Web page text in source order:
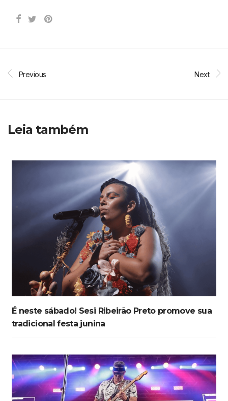
Previous Next
Leia também
É neste sábado! Sesi Ribeirão Preto promove sua
tradicional festa junina